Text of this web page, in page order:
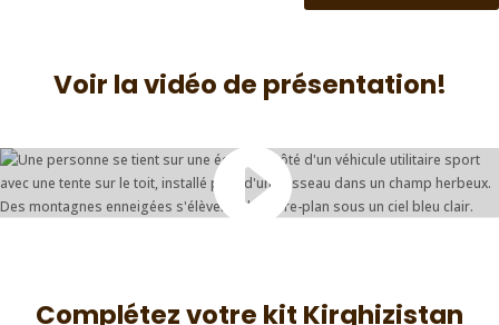
Voir la vidéo de présentation!
Complétez votre kit Kirghizistan